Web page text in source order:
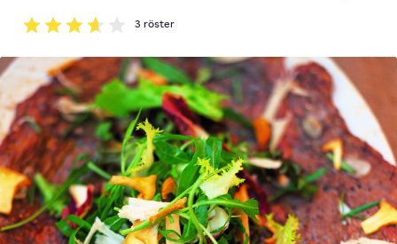
Betyg: 3.67 av 5
3 röster